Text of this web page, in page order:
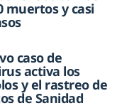
muertos y casi
caso de
activa los
y el rastreo de
de Sanidad